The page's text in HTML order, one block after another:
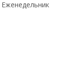
Еженедельник